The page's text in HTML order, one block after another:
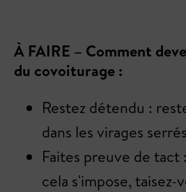
À FAIRE – Comment
du covoiturage :
Restez détendu :
dans les virages
Faites preuve de tact
cela s'impose, taisez-